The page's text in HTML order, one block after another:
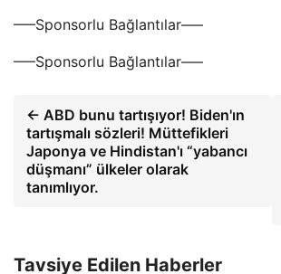
—–Sponsorlu Bağlantılar—–
—–Sponsorlu Bağlantılar—–
← ABD bunu tartışıyor! Biden'ın
tartışmalı sözleri! Müttefikleri
Japonya ve Hindistan'ı “yabancı
düşmanı” ülkeler olarak
tanımlıyor.
Tavsiye Edilen Haberler